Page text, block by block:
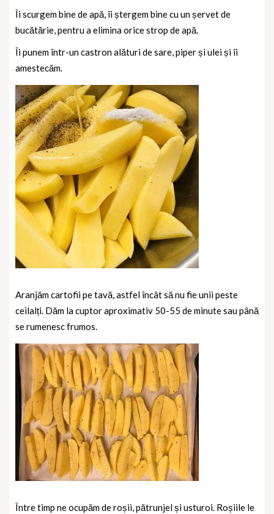
Îi scurgem bine de apă, îi ștergem bine cu un șervet de
bucătărie, pentru a elimina orice strop de apă.
Îi punem într-un castron alături de sare, piper și ulei și îi
amestecăm.
Aranjăm cartofii pe tavă, astfel încât să nu fie unii peste
ceilalți. Dăm la cuptor aproximativ 50-55 de minute sau până
se rumenesc frumos.
Între timp ne ocupăm de roșii, pătrunjel și usturoi. Roșiile le